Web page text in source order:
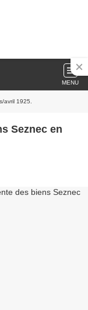
MENU
avril 1925.
Seznec en